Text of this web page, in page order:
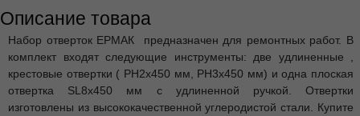
Описание товара
Набор отверток ЕРМАК предназначен для ремонтных работ. В
комплект входят следующие инструменты: две удлиненные ,
крестовые отвертки ( PH2x450 мм, PH3x450 мм) и одна плоская
отвертка SL8x450 мм с удлиненной ручкой. Отвертки
изготовлены из высококачественной углеродистой стали. Купите